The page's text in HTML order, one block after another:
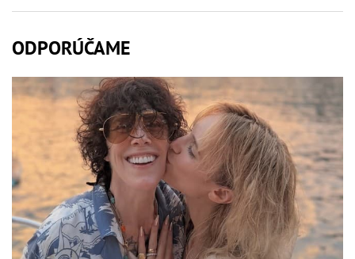
ODPORÚČAME